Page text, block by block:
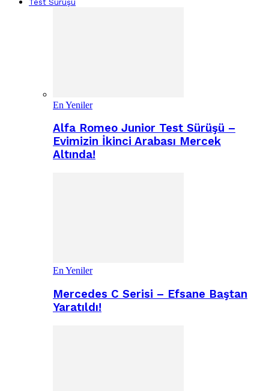
Test Sürüşü
En Yeniler
Alfa Romeo Junior Test Sürüşü –
Evimizin İkinci Arabası Mercek
Altında!
En Yeniler
Mercedes C Serisi – Efsane Baştan
Yaratıldı!